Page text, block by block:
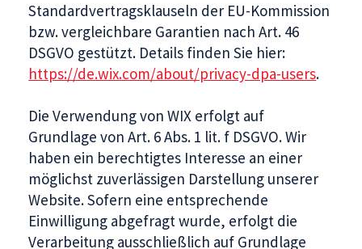
Standardvertragsklauseln der EU-Kommission
bzw. vergleichbare Garantien nach Art. 46
DSGVO gestützt. Details finden Sie hier:
https://de.wix.com/about/privacy-dpa-users.
Die Verwendung von WIX erfolgt auf
Grundlage von Art. 6 Abs. 1 lit. f DSGVO. Wir
haben ein berechtigtes Interesse an einer
möglichst zuverlässigen Darstellung unserer
Website. Sofern eine entsprechende
Einwilligung abgefragt wurde, erfolgt die
Verarbeitung ausschließlich auf Grundlage